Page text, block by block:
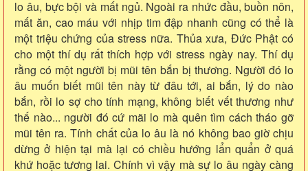
lo âu, bực bội và mất ngủ. Ngoài ra nhức đầu, buồn nôn,
mất ăn, cao máu với nhịp tim đập nhanh cũng có thể là
một triệu chứng của stress nữa. Thủa xưa, Đức Phật có
cho một thí dụ rất thích hợp với stress ngày nay. Thí dụ
rằng có một người bị mũi tên bắn bị thương. Người đó lo
âu muốn biết mũi tên này từ đâu tới, ai bắn, lý do nào
bắn, rồi lo sợ cho tính mạng, không biết vết thương như
thế nào... người đó cứ mãi lo mà quên tìm cách tháo gỡ
mũi tên ra. Tính chất của lo âu là nó không bao giờ chịu
dừng ở hiện tại mà lại có chiều hướng lẩn quẩn ở quá
khứ hoặc tương lai. Chính vì vậy mà sự lo âu ngày càng